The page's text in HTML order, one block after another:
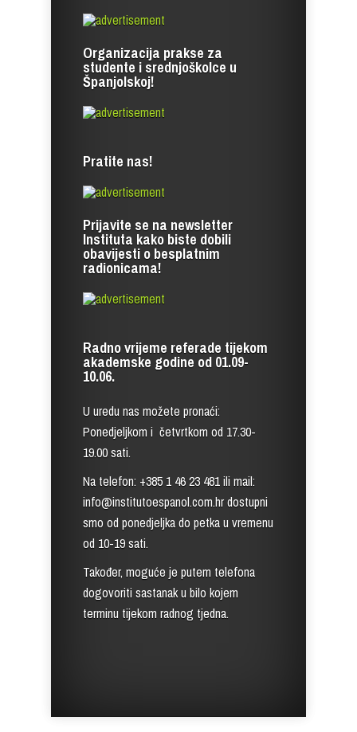
Organizacija prakse za
studente i srednjoškolce u
Španjolskoj!
Pratite nas!
Prijavite se na newsletter
Instituta kako biste dobili
obavijesti o besplatnim
radionicama!
Radno vrijeme referade tijekom
akademske godine od 01.09-
10.06.
U uredu nas možete pronaći:
Ponedjeljkom i četvrtkom od 17.30-
19.00 sati.
Na telefon: +385 1 46 23 481 ili mail:
info@institutoespanol.com.hr dostupni
smo od ponedjeljka do petka u vremenu
od 10-19 sati.
Također, moguće je putem telefona
dogovoriti sastanak u bilo kojem
terminu tijekom radnog tjedna.